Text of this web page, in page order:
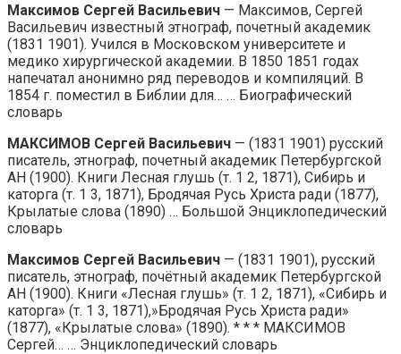
Максимов Сергей Васильевич — Максимов, Сергей
Васильевич известный этнограф, почетный академик
(1831 1901). Учился в Московском университете и
медико хирургической академии. В 1850 1851 годах
напечатал анонимно ряд переводов и компиляций. В
1854 г. поместил в Библии для… … Биографический
словарь
МАКСИМОВ Сергей Васильевич — (1831 1901) русский
писатель, этнограф, почетный академик Петербургской
АН (1900). Книги Лесная глушь (т. 1 2, 1871), Сибирь и
каторга (т. 1 3, 1871), Бродячая Русь Христа ради (1877),
Крылатые слова (1890) … Большой Энциклопедический
словарь
Максимов Сергей Васильевич — (1831 1901), русский
писатель, этнограф, почётный академик Петербургской
АН (1900). Книги «Лесная глушь» (т. 1 2, 1871), «Сибирь и
каторга» (т. 1 3, 1871),»Бродячая Русь Христа ради»
(1877), «Крылатые слова» (1890). * * * МАКСИМОВ
Сергей… … Энциклопедический словарь